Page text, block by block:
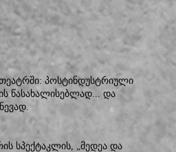
პოსტინდუსტრიული
წასახალისებლად... და
სპექტაკლის, „მედეა და